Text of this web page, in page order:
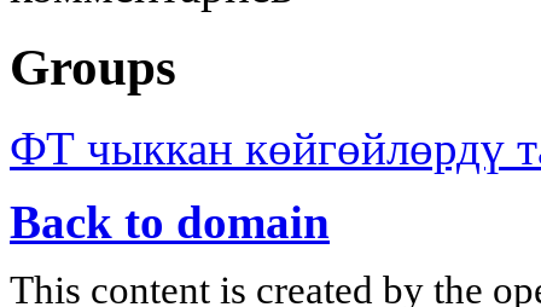
Groups
ФТ чыккан көйгөйлөрдү
Back to domain
This content is created by the